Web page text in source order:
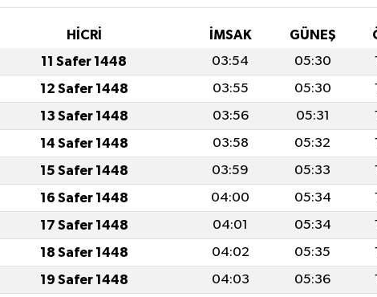
HİCRİ İMSAK GÜNEŞ
11 Safer 1448 03:54 05:30
12 Safer 1448 03:55 05:30
13 Safer 1448 03:56 05:31
14 Safer 1448 03:58 05:32
15 Safer 1448 03:59 05:33
16 Safer 1448 04:00 05:34
17 Safer 1448 04:01 05:34
18 Safer 1448 04:02 05:35
19 Safer 1448 04:03 05:36